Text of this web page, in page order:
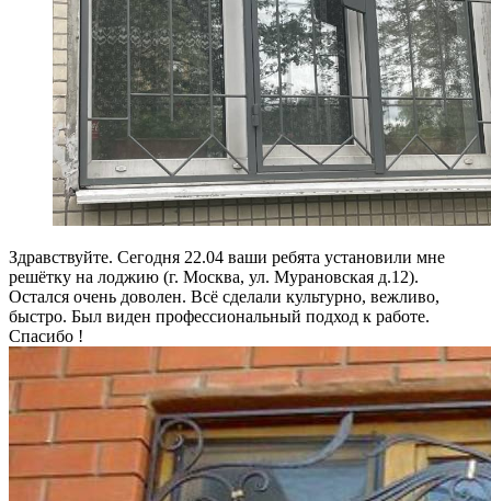
Здравствуйте. Сегодня 22.04 ваши ребята установили мне
решётку на лоджию (г. Москва, ул. Мурановская д.12).
Остался очень доволен. Всё сделали культурно, вежливо,
быстро. Был виден профессиональный подход к работе.
Спасибо !